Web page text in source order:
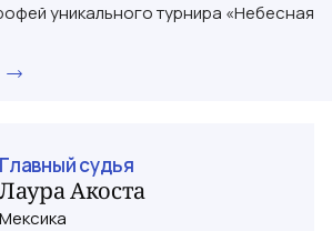
уникального турнира «Небесная
Главный судья
ЛаураАкоста
Мексика